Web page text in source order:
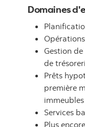
Domaines
Gestion
de
Prêts
première
Services
Plus encore